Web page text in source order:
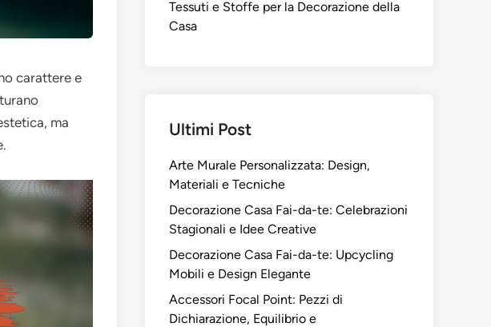
carattere e
ma
Tessuti e Stoffe per la Decorazione della
Casa
Ultimi Post
Arte Murale Personalizzata: Design,
Materiali e Tecniche
Decorazione Casa Fai-da-te: Celebrazioni
Stagionali e Idee Creative
Decorazione Casa Fai-da-te: Upcycling
Mobili e Design Elegante
Accessori Focal Point: Pezzi di
Dichiarazione, Equilibrio e